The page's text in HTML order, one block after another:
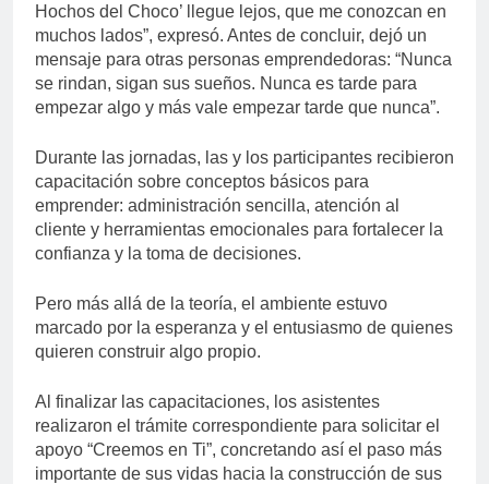
Hochos del Choco’ llegue lejos, que me conozcan en
muchos lados”, expresó. Antes de concluir, dejó un
mensaje para otras personas emprendedoras: “Nunca
se rindan, sigan sus sueños. Nunca es tarde para
empezar algo y más vale empezar tarde que nunca”.
Durante las jornadas, las y los participantes recibieron
capacitación sobre conceptos básicos para
emprender: administración sencilla, atención al
cliente y herramientas emocionales para fortalecer la
confianza y la toma de decisiones.
Pero más allá de la teoría, el ambiente estuvo
marcado por la esperanza y el entusiasmo de quienes
quieren construir algo propio.
Al finalizar las capacitaciones, los asistentes
realizaron el trámite correspondiente para solicitar el
apoyo “Creemos en Ti”, concretando así el paso más
importante de sus vidas hacia la construcción de sus